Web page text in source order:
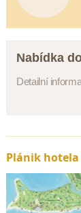
Nabídka
Detailní
Plánik